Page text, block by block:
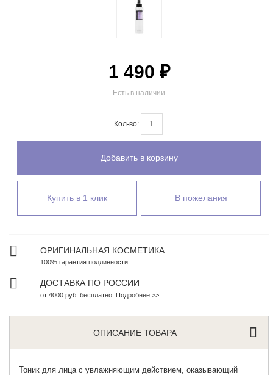
Есть в наличии
1 490 ₽
Кол-во:
Добавить в корзину
Купить в 1 клик В пожелания
ОРИГИНАЛЬНАЯ КОСМЕТИКА
100% гарантия подлинности
ДОСТАВКА ПО РОССИИ
от 4000 руб. бесплатно. Подробнее >>
ОПИСАНИЕ ТОВАРА
Тоник для лица с увлажняющим действием, оказывающий